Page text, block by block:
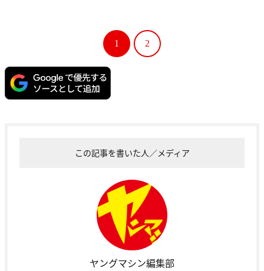
1 2
この記事を書いた人／メディア
ヤングマシン編集部